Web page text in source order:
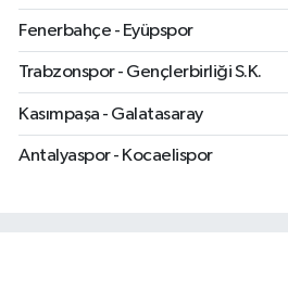
Fenerbahçe - Eyüpspor
Trabzonspor - Gençlerbirliği S.K.
Kasımpaşa - Galatasaray
Antalyaspor - Kocaelispor